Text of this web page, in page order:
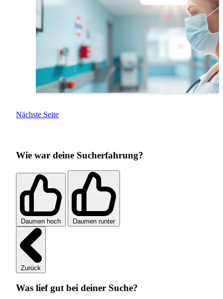
Nächste Seite
Wie war deine Sucherfahrung?
Daumen hoch Daumen runter
Zurück
Was lief gut bei deiner Suche?